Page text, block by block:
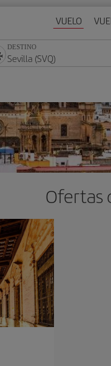
VUELO
DESTINO
Ofertas